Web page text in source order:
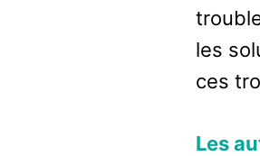
les
ces
Les